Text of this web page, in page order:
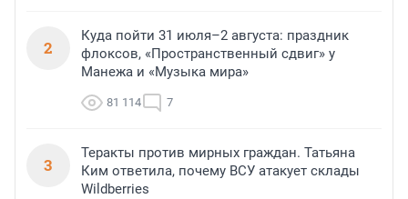
2
Куда пойти 31 июля–2 августа: праздник
флоксов, «Пространственный сдвиг» у
Манежа и «Музыка мира»
81 114 7
3
Теракты против мирных граждан. Татьяна
Ким ответила, почему ВСУ атакует склады
Wildberries